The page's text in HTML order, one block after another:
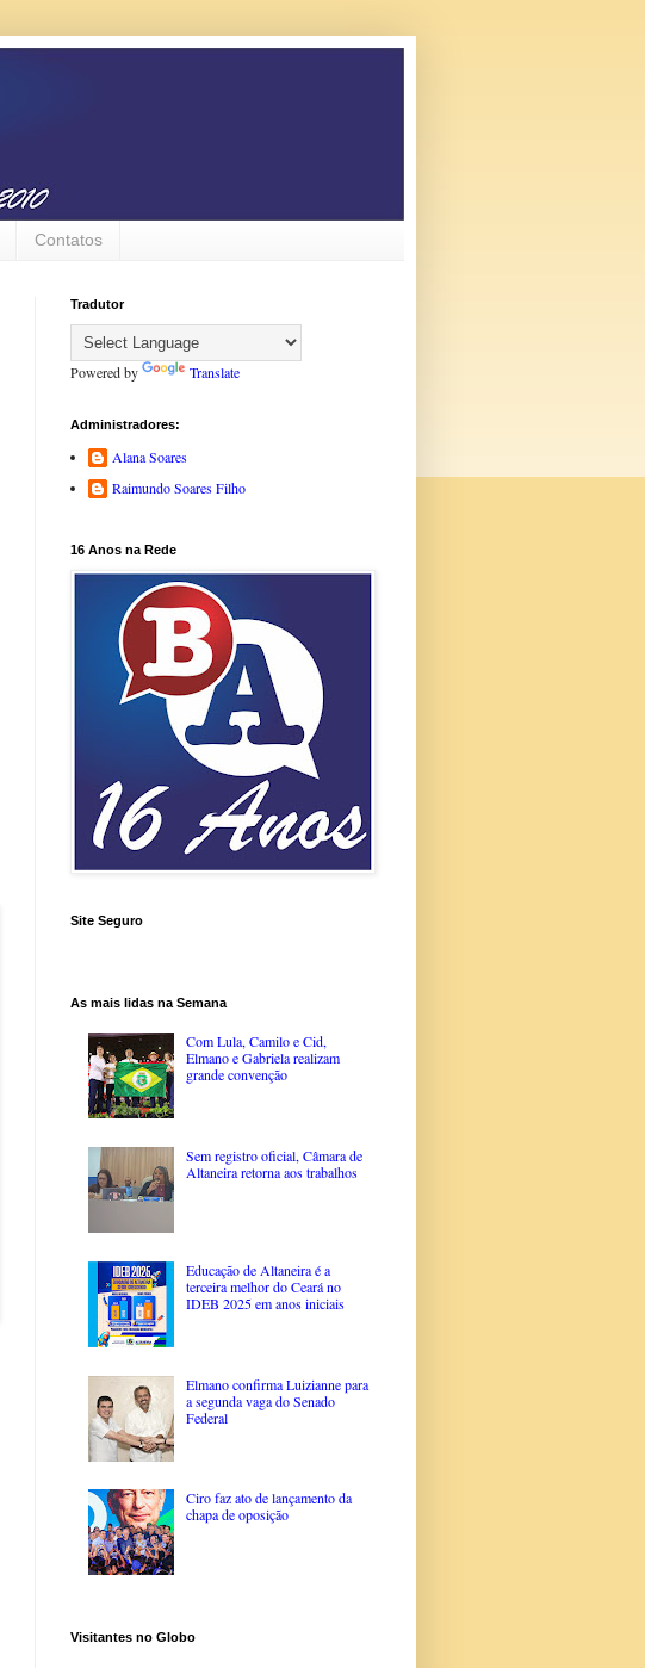
Contatos
Tradutor
Powered by Translate
Administradores:
Alana Soares
Raimundo Soares Filho
16 Anos na Rede
Site Seguro
As mais lidas na Semana
Com Lula, Camilo e Cid,
Elmano e Gabriela realizam
grande convenção
Sem registro oficial, Câmara de
Altaneira retorna aos trabalhos
Educação de Altaneira é a
terceira melhor do Ceará no
IDEB 2025 em anos iniciais
Elmano confirma Luizianne para
a segunda vaga do Senado
Federal
Ciro faz ato de lançamento da
chapa de oposição
Visitantes no Globo